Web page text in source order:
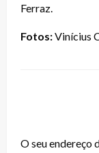
Ferraz.
Fotos:Vinícius
O seu endereço